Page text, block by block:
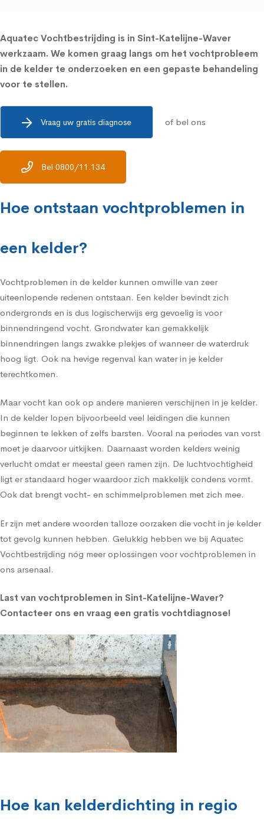
Aquatec Vochtbestrijding is in Sint-Katelijne-Waver
werkzaam. We komen graag langs om het vochtprobleem
in de kelder te onderzoeken en een gepaste behandeling
voor te stellen.
Vraag uw gratis diagnose of bel ons
Bel 0800/11.134
Hoe ontstaan vochtproblemen in
een kelder?
Vochtproblemen in de kelder kunnen omwille van zeer
uiteenlopende redenen ontstaan. Een kelder bevindt zich
ondergronds en is dus logischerwijs erg gevoelig is voor
binnendringend vocht. Grondwater kan gemakkelijk
binnendringen langs zwakke plekjes of wanneer de waterdruk
hoog ligt. Ook na hevige regenval kan water in je kelder
terechtkomen.
Maar vocht kan ook op andere manieren verschijnen in je kelder.
In de kelder lopen bijvoorbeeld veel leidingen die kunnen
beginnen te lekken of zelfs barsten. Vooral na periodes van vorst
moet je daarvoor uitkijken. Daarnaast worden kelders weinig
verlucht omdat er meestal geen ramen zijn. De luchtvochtigheid
ligt er standaard hoger waardoor zich makkelijk condens vormt.
Ook dat brengt vocht- en schimmelproblemen met zich mee.
Er zijn met andere woorden talloze oorzaken die vocht in je kelder
tot gevolg kunnen hebben. Gelukkig hebben we bij Aquatec
Vochtbestrijding nóg meer oplossingen voor vochtproblemen in
ons arsenaal.
Last van vochtproblemen in Sint-Katelijne-Waver?
Contacteer ons en vraag een gratis vochtdiagnose!
Hoe kan kelderdichting in regio